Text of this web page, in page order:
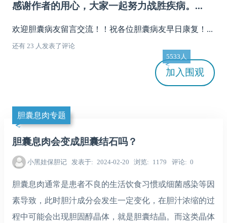
感谢作者的用心，大家一起努力战胜疾病。...
欢迎胆囊病友留言交流！！祝各位胆囊病友早日康复！...
还有 23 人发表了评论
加入
5533人
围观
胆囊息肉专题
胆囊息肉会变成胆囊结石吗？
小黑娃保胆记 发表于 2024-02-20 浏览 1179 评论 0
胆囊息肉通常是患者不良的生活饮食习惯或细菌感染等因
素导致，此时胆汁成分会发生一定变化，在胆汁浓缩的过
程中可能会出现胆固醇晶体，就是胆囊结晶。而这类晶体